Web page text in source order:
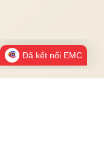
Đã kết nối EMC